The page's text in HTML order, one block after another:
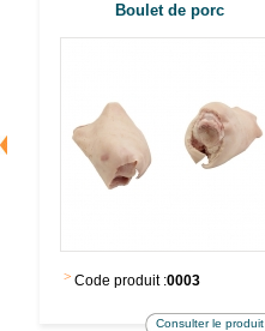
Boulet de porc
> Code produit :0003
Consulter le produit